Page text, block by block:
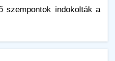
szempontok indokolták a